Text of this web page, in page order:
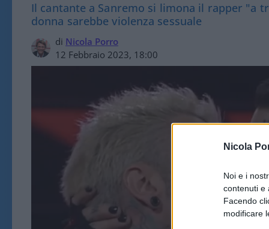
Nicola
Noi e i
contenuti e
Facendo
modificare
Il cantante a Sanremo si limona il rapper "a
donna sarebbe violenza sessuale
di Nicola Porro
12 Febbraio 2023, 18:00